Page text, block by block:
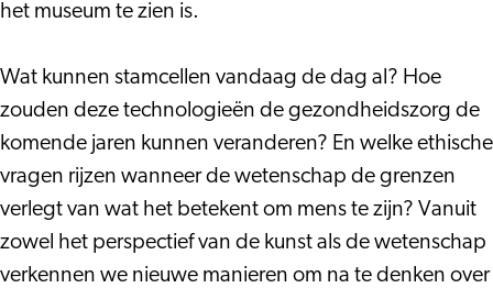
het museum te zien is.
Wat kunnen stamcellen vandaag de dag al? Hoe
zouden deze technologieën de gezondheidszorg de
komende jaren kunnen veranderen? En welke ethische
vragen rijzen wanneer de wetenschap de grenzen
verlegt van wat het betekent om mens te zijn? Vanuit
zowel het perspectief van de kunst als de wetenschap
verkennen we nieuwe manieren om na te denken over